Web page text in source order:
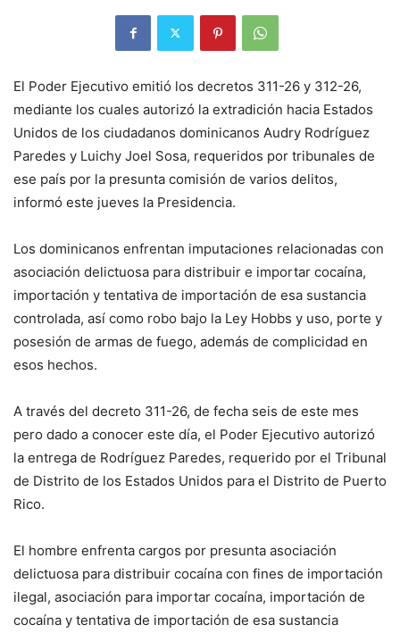
El Poder Ejecutivo emitió los decretos 311-26 y 312-26,
mediante los cuales autorizó la extradición hacia Estados
Unidos de los ciudadanos dominicanos Audry Rodríguez
Paredes y Luichy Joel Sosa, requeridos por tribunales de
ese país por la presunta comisión de varios delitos,
informó este jueves la Presidencia.
Los dominicanos enfrentan imputaciones relacionadas con
asociación delictuosa para distribuir e importar cocaína,
importación y tentativa de importación de esa sustancia
controlada, así como robo bajo la Ley Hobbs y uso, porte y
posesión de armas de fuego, además de complicidad en
esos hechos.
A través del decreto 311-26, de fecha seis de este mes
pero dado a conocer este día, el Poder Ejecutivo autorizó
la entrega de Rodríguez Paredes, requerido por el Tribunal
de Distrito de los Estados Unidos para el Distrito de Puerto
Rico.
El hombre enfrenta cargos por presunta asociación
delictuosa para distribuir cocaína con fines de importación
ilegal, asociación para importar cocaína, importación de
cocaína y tentativa de importación de esa sustancia